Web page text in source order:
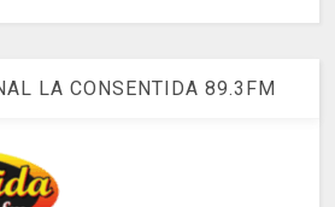
LA CONSENTIDA 89.3FM